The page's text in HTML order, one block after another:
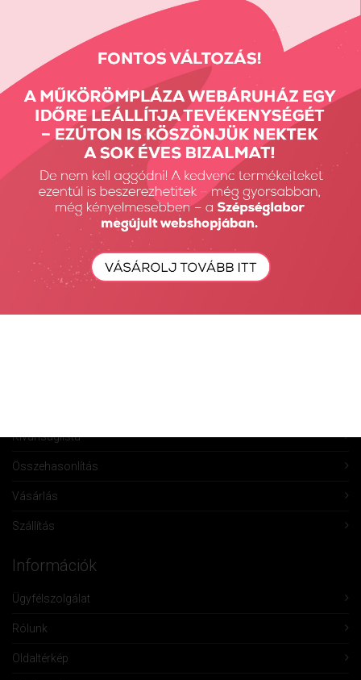
Következő termék
Részletes Kereső
Keresés...
Keresés
Fiók Karbantartás
Kívánságlista
Összehasonlítás
Vásárlás
Szállítás
Információk
Ügyfélszolgálat
Rólunk
Oldaltérkép